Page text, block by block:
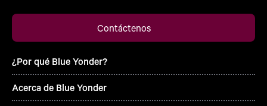
Contáctenos
¿Por qué Blue Yonder?
Acerca de Blue Yonder